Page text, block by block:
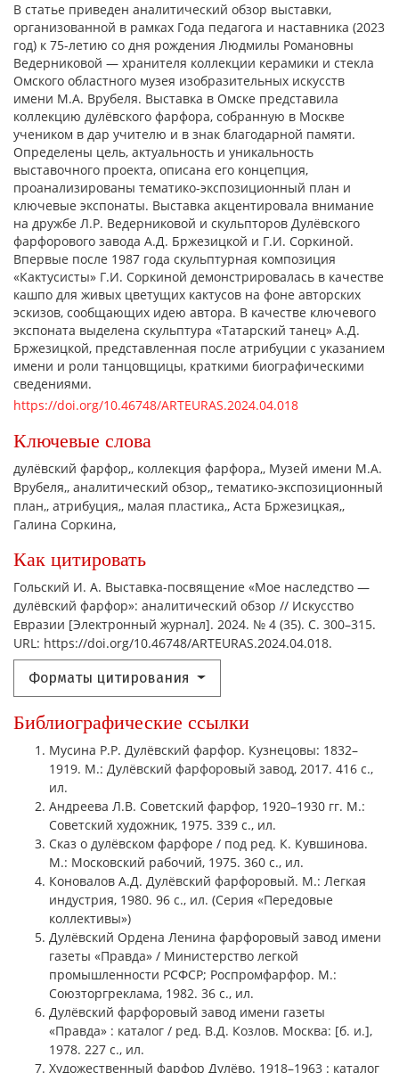
Ключевые слова
дулёвский фарфор, коллекция фарфора, Музей имени М.А.
Врубеля, аналитический обзор, тематико-экспозиционный
план, атрибуция, малая пластика, Аста Бржезицкая,
Галина Соркина,
Как цитировать
Гольский И. А. Выставка-посвящение «Мое наследство —
дулёвский фарфор»: аналитический обзор // Искусство
Евразии [Электронный журнал]. 2024. № 4 (35). С. 300–315.
URL: https://doi.org/10.46748/ARTEURAS.2024.04.018.
Форматы цитирования
В статье приведен аналитический обзор выставки,
организованной в рамках Года педагога и наставника (2023
год) к 75-летию со дня рождения Людмилы Романовны
Ведерниковой — хранителя коллекции керамики и стекла
Омского областного музея изобразительных искусств
имени М.А. Врубеля. Выставка в Омске представила
коллекцию дулёвского фарфора, собранную в Москве
учеником в дар учителю и в знак благодарной памяти.
Определены цель, актуальность и уникальность
выставочного проекта, описана его концепция,
проанализированы тематико-экспозиционный план и
ключевые экспонаты. Выставка акцентировала внимание
на дружбе Л.Р. Ведерниковой и скульпторов Дулёвского
фарфорового завода А.Д. Бржезицкой и Г.И. Соркиной.
Впервые после 1987 года скульптурная композиция
«Кактусисты» Г.И. Соркиной демонстрировалась в качестве
кашпо для живых цветущих кактусов на фоне авторских
эскизов, сообщающих идею автора. В качестве ключевого
экспоната выделена скульптура «Татарский танец» А.Д.
Бржезицкой, представленная после атрибуции с указанием
имени и роли танцовщицы, краткими биографическими
сведениями.
https://doi.org/10.46748/ARTEURAS.2024.04.018
Библиографические ссылки
Мусина Р.Р. Дулёвский фарфор. Кузнецовы: 1832–
1919. М.: Дулёвский фарфоровый завод, 2017. 416 с.,
ил.
Андреева Л.В. Советский фарфор, 1920–1930 гг. М.:
Советский художник, 1975. 339 с., ил.
Сказ о дулёвском фарфоре / под ред. К. Кувшинова.
М.: Московский рабочий, 1975. 360 с., ил.
Коновалов А.Д. Дулёвский фарфоровый. М.: Легкая
индустрия, 1980. 96 с., ил. (Серия «Передовые
коллективы»)
Дулёвский Ордена Ленина фарфоровый завод имени
газеты «Правда» / Министерство легкой
промышленности РСФСР; Роспромфарфор. М.:
Союзторгреклама, 1982. 36 с., ил.
Дулёвский фарфоровый завод имени газеты
«Правда» : каталог / ред. В.Д. Козлов. Москва: [б. и.],
1978. 227 с., ил.
Художественный фарфор Дулёво. 1918–1963 : каталог